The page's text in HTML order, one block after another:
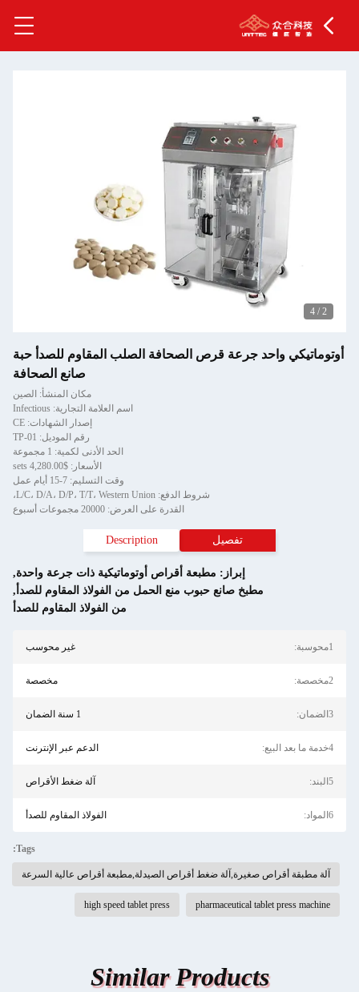
2
/
4
أوتوماتيكي واحد جرعة قرص الصحافة الصلب المقاوم للصدأ حبة
صانع الصحافة
مكان المنشأ: الصين
اسم العلامة التجارية: Infectious
إصدار الشهادات: CE
رقم الموديل: TP-01
الحد الأدنى لكمية: 1 مجموعة
الأسعار: $4,280.00 sets
وقت التسليم: 7-15 أيام عمل
شروط الدفع: L/C، D/A، D/P، T/T، Western Union،
القدرة على العرض: 20000 مجموعات أسبوع
تفصيل Description
إبراز: مطبعة أقراص أوتوماتيكية ذات جرعة واحدة,
مطبخ صانع حبوب منع الحمل من الفولاذ المقاوم للصدأ ,
من الفولاذ المقاوم للصدأ
1محوسبة: غير محوسب
2مخصصة: مخصصة
3الضمان: 1 سنة الضمان
4خدمة ما بعد البيع: الدعم عبر الإنترنت
5البند: آلة ضغط الأقراص
6المواد: الفولاذ المقاوم للصدأ
Tags:
آلة مطبقة أقراص صغيرة,آلة ضغط أقراص الصيدلة,مطبعة أقراص عالية السرعة
pharmaceutical tablet press machine
high speed tablet press
Similar Products